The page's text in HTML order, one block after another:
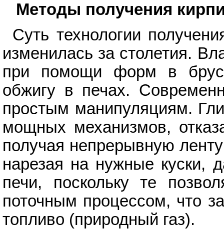
Методы получения
Суть технологии
изменилась за столетия.
при помощи форм в
обжигу в печах.
простым манипуляциям.
мощных механизмов,
получая непрерывную
нарезая на нужные куски,
печи, поскольку те
поточным процессом, что
топливо (природный газ).